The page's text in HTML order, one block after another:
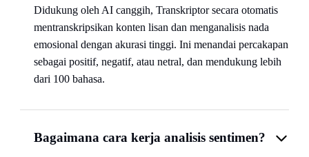
Didukung oleh AI canggih, Transkriptor secara otomatis
mentranskripsikan konten lisan dan menganalisis nada
emosional dengan akurasi tinggi. Ini menandai percakapan
sebagai positif, negatif, atau netral, dan mendukung lebih
dari 100 bahasa.
Bagaimana cara kerja analisis sentimen?